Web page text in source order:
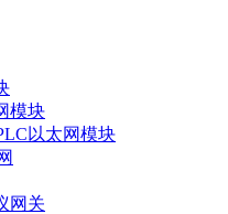
模块
以太网模块
网关